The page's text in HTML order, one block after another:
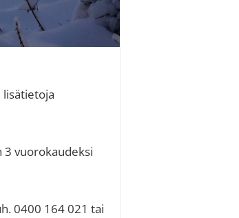
lisätietoja
3 vuorokaudeksi
0400 164 021 tai